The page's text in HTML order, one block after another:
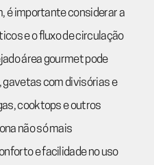
é importante considerar a
e o fluxo de circulação
área gourmet pode
com divisórias e
cooktops e outros
não só mais
e facilidade no uso